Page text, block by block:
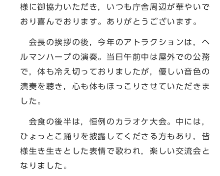
様に御協力いただき，いつも庁舎周辺が華やいで
おり喜んでおります。ありがとうございます。
会長の挨拶の後，今年のアトラクションは，ヘ
ルマンハープの演奏。当日午前中は屋外での公務
で，体も冷え切っておりましたが，優しい音色の
演奏を聴き，心も体もほっこりさせていただきま
した。
会食の後半は，恒例のカラオケ大会。中には，
ひょっとこ踊りを披露してくださる方もあり，皆
様生き生きとした表情で歌われ，楽しい交流会と
なりました。